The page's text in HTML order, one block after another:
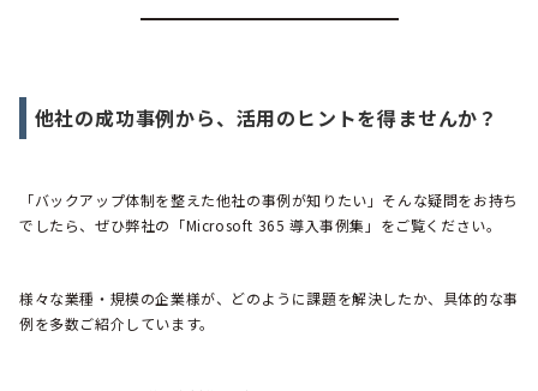
他社の成功事例から、活用のヒントを得ませんか？
「バックアップ体制を整えた他社の事例が知りたい」そんな疑問をお持ち
でしたら、ぜひ弊社の「Microsoft 365 導入事例集」をご覧ください。
様々な業種・規模の企業様が、どのように課題を解決したか、具体的な事
例を多数ご紹介しています。